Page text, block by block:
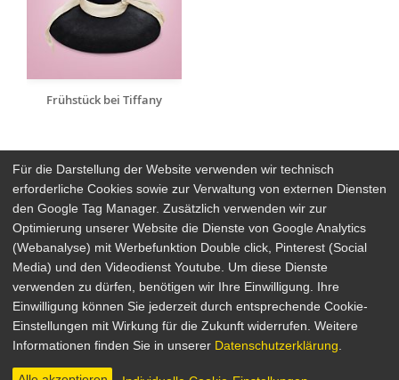
Frühstück bei Tiffany
Arthaus Stores
Social Media
Detailsuche
Newsletter
Über Arthaus
Impressum
Datenschutz
AGB
Für die Darstellung der Website verwenden wir technisch
erforderliche Cookies sowie zur Verwaltung von externen Diensten
den Google Tag Manager. Zusätzlich verwenden wir zur
Optimierung unserer Website die Dienste von Google Analytics
(Webanalyse) mit Werbefunktion Double click, Pinterest (Social
Media) und den Videodienst Youtube. Um diese Dienste
verwenden zu dürfen, benötigen wir Ihre Einwilligung. Ihre
Einwilligung können Sie jederzeit durch entsprechende Cookie-
Einstellungen mit Wirkung für die Zukunft widerrufen. Weitere
Informationen finden Sie in unserer Datenschutzerklärung